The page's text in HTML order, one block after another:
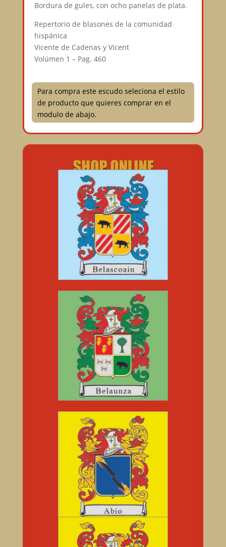
Bordura de gules, con ocho panelas de plata.
Repertorio de blasones de la comunidad
hispánica
Vicente de Cadenas y Vicent
Volúmen 1 – Pag. 460
Para compra este escudo seleciona el estilo
de producto que quieres comprar en el
modulo de abajo.